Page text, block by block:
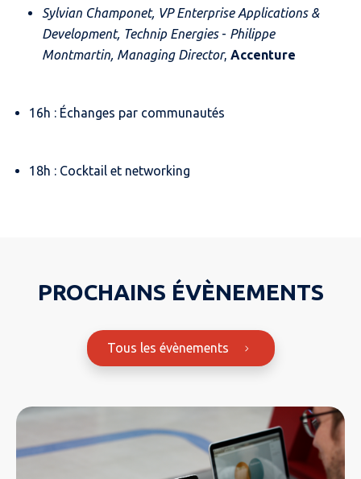
Sylvian Champonet, VP Enterprise Applications &
Development, Technip Energies- Philippe
Montmartin, Managing Director, Accenture
16h : Échanges par communautés
18h : Cocktail et networking
PROCHAINS ÉVÈNEMENTS
Tous les évènements